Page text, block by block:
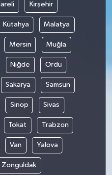
Kırşehir
Kütahya Malatya
Mersin Muğla
Niğde Ordu
Sakarya Samsun
Sinop Sivas
Tokat Trabzon
Van Yalova
Zonguldak